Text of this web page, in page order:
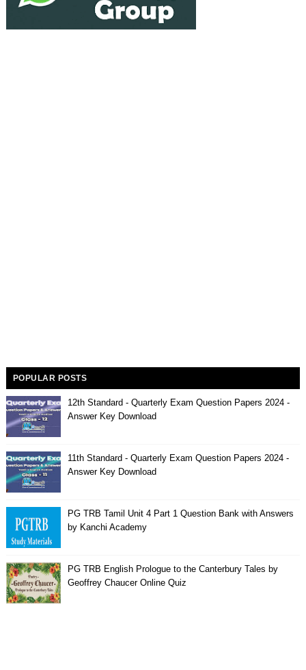
POPULAR POSTS
12th Standard - Quarterly Exam Question Papers 2024 -
Answer Key Download
11th Standard - Quarterly Exam Question Papers 2024 -
Answer Key Download
PG TRB Tamil Unit 4 Part 1 Question Bank with Answers
by Kanchi Academy
PG TRB English Prologue to the Canterbury Tales by
Geoffrey Chaucer Online Quiz